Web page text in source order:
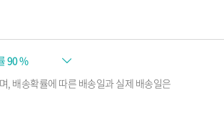
90 %
, 배송확률에 따른 배송일과 실제 배송일은